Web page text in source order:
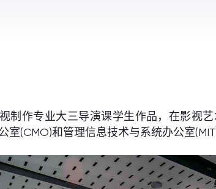
制作专业大三导演课学生作品，在影视
(CMO)和管理信息技术与系统办公室